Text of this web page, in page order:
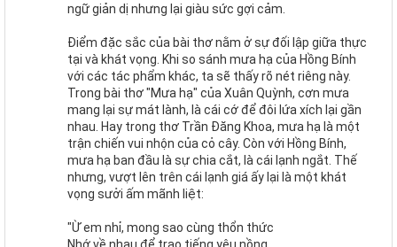
ngữ giản dị nhưng lại giàu sức gợi cảm.
Điểm đặc sắc của bài thơ nằm ở sự đối lập giữa thực
tại và khát vọng. Khi so sánh mưa hạ của Hồng Bính
với các tác phẩm khác, ta sẽ thấy rõ nét riêng này.
Trong bài thơ "Mưa hạ" của Xuân Quỳnh, cơn mưa
mang lại sự mát lành, là cái cớ để đôi lứa xích lại gần
nhau. Hay trong thơ Trần Đăng Khoa, mưa hạ là một
trận chiến vui nhộn của cỏ cây. Còn với Hồng Bính,
mưa hạ ban đầu là sự chia cắt, là cái lạnh ngắt. Thế
nhưng, vượt lên trên cái lạnh giá ấy lại là một khát
vọng sưởi ấm mãnh liệt:
"Ừ em nhỉ, mong sao cùng thổn thức
Nhớ về nhau để trao tiếng yêu nồng